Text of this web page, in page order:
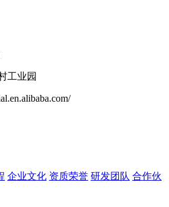
工业园
企业文化 资质荣誉 研发团队 合作伙